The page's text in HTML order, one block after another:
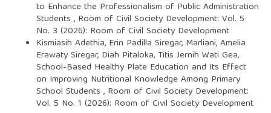
to Enhance the Professionalism of Public Administration
Students , Room of Civil Society Development: Vol. 5
No. 3 (2026): Room of Civil Society Development
Kismiasih Adethia, Erin Padilla Siregar, Marliani, Amelia
Erawaty Siregar, Diah Pitaloka, Titis Jernih Wati Gea,
School-Based Healthy Plate Education and Its Effect
on Improving Nutritional Knowledge Among Primary
School Students , Room of Civil Society Development:
Vol. 5 No. 1 (2026): Room of Civil Society Development